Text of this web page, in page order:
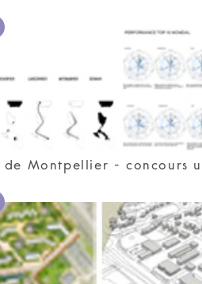
de Montpellier - concours